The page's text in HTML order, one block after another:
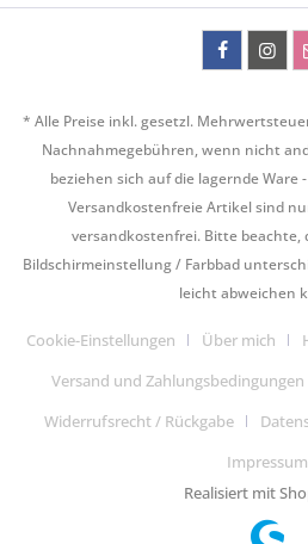
* Alle Preise inkl. gesetzl.
Nachnahmegebühren, wenn nicht
beziehen sich auf die lagernde Ware
Versandkostenfreie Artikel sind
versandkostenfrei. Bitte beachte,
Bildschirmeinstellung / Farbbad
leicht abweichen
Cookie-Einstellungen Über mich
Versand und Zahlungsbedingungen
Widerrufsrecht / Rückgabe
Impressum
Realisiert mit